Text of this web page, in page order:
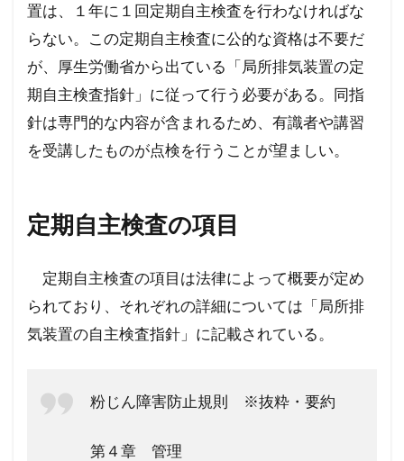
置は、１年に１回定期自主検査を行わなければな
らない。この定期自主検査に公的な資格は不要だ
が、厚生労働省から出ている「局所排気装置の定
期自主検査指針」に従って行う必要がある。同指
針は専門的な内容が含まれるため、有識者や講習
を受講したものが点検を行うことが望ましい。
定期自主検査の項目
定期自主検査の項目は法律によって概要が定め
られており、それぞれの詳細については「局所排
気装置の自主検査指針」に記載されている。
粉じん障害防止規則 ※抜粋・要約
第４章 管理